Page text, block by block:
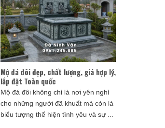
Mộ đá đôi đẹp, chất lượng, giá hợp lý,
lắp đặt Toàn quốc
Mộ đá đôi không chỉ là nơi yên nghỉ
cho những người đã khuất mà còn là
biểu tượng thể hiện tình yêu và sự ...